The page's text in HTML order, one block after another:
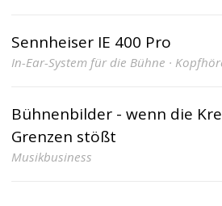
Sennheiser IE 400 Pro
In-Ear-System für die Bühne ·
Bühnenbilder - wenn die
Grenzen stößt
Musikbusiness